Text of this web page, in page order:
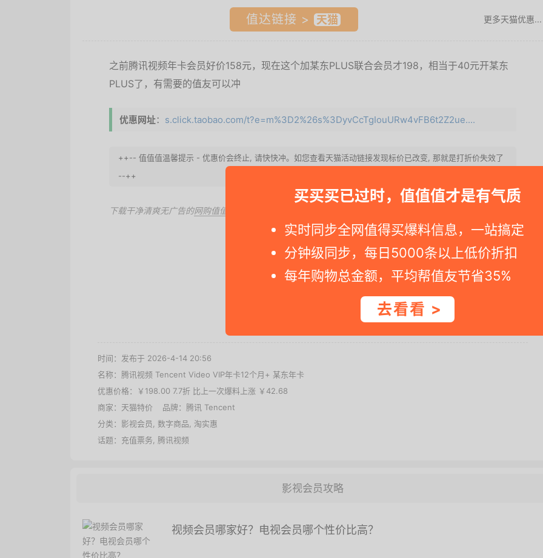
买买买已过时，值值值才是有气质
实时同步全网值得买爆料信息，一站搞定
分钟级同步，每日5000条以上低价折扣
每年购物总金额，平均帮值友节省35%
去看看 >
值达链接 > 更多天猫优惠...
之前腾讯视频年卡会员好价158元，现在这个加某东PLUS联合会员才198，相当于40元开某东
PLUS了，有需要的值友可以冲
优惠网址： s.click.taobao.com/t?e=m%3D2%26s%3DyvCcTgIouURw4vFB6t2Z2ue....
++-- 值值值温馨提示 - 优惠价会终止, 请快快冲。如您查看天猫活动链接发现标价已改变, 那就是打折价失效了
--++
下载干净清爽无广告的网购值值值App
查看完整图文 >
时间：发布于 2026-4-14 20:56
名称：
腾讯视频 Tencent Video VIP年卡12个月+ 某东年卡
优惠价格：
￥198.00 7.7折 比上一次爆料上涨 ￥42.68
商家： 天猫特价 品牌：
腾讯 Tencent
分类： 影视会员 数字商品
淘实惠
话题： 充值票务 腾讯视频
影视会员攻略
视频会员哪家好？电视会员哪个性价比高？